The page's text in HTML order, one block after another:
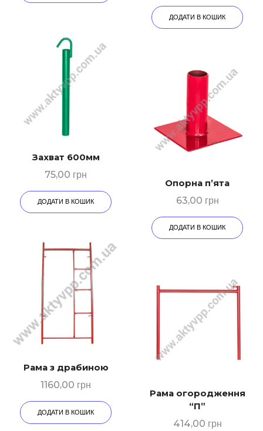
ДОДАТИ В КОШИК
Захват 600мм
75,00 грн
ДОДАТИ В КОШИК
Опорна п’ята
63,00 грн
ДОДАТИ В КОШИК
Рама з драбиною
1160,00 грн
ДОДАТИ В КОШИК
Рама огородження
“П”
414,00 грн